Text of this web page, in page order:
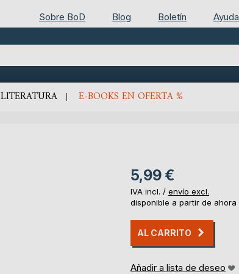
Sobre BoD Blog Boletín Ayuda
LITERATURA E-BOOKS EN OFERTA %
5,99 €
IVA incl. / envío excl.
disponible a partir de ahora
AL CARRITO
Añadir a lista de deseo